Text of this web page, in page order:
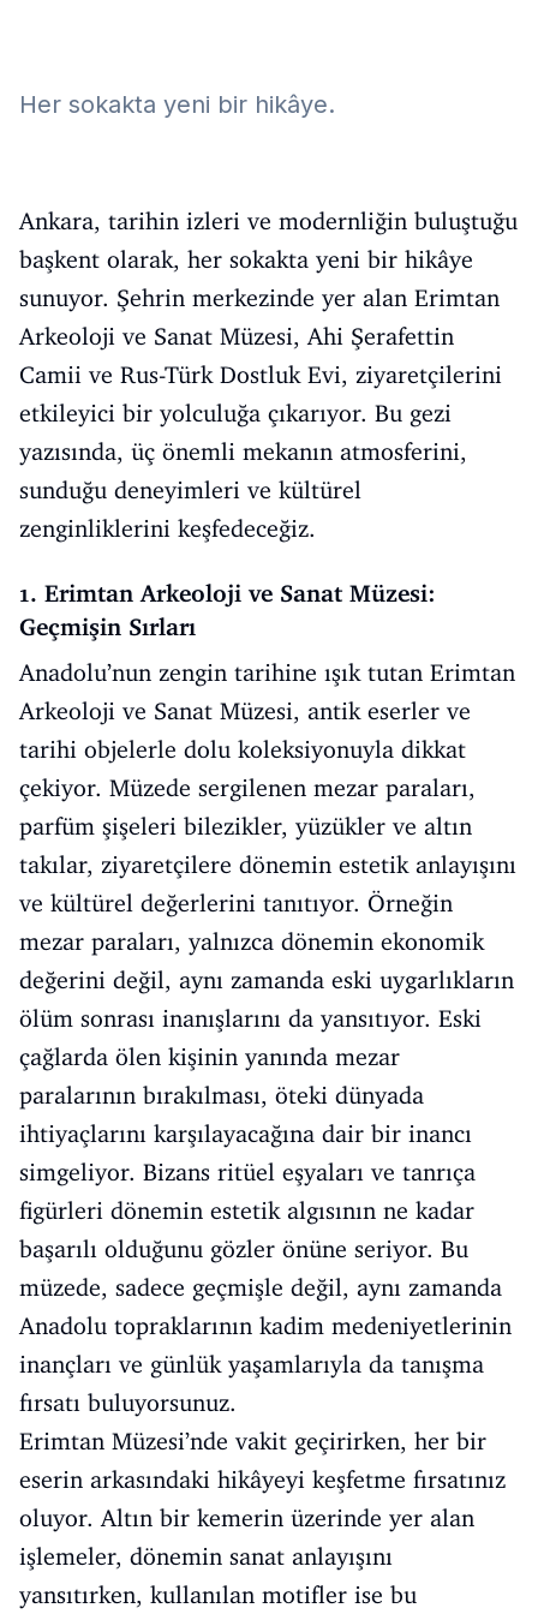
Her sokakta yeni bir hikâye.
Ankara, tarihin izleri ve modernliğin buluştuğu
başkent olarak, her sokakta yeni bir hikâye
sunuyor. Şehrin merkezinde yer alan Erimtan
Arkeoloji ve Sanat Müzesi, Ahi Şerafettin
Camii ve Rus-Türk Dostluk Evi, ziyaretçilerini
etkileyici bir yolculuğa çıkarıyor. Bu gezi
yazısında, üç önemli mekanın atmosferini,
sunduğu deneyimleri ve kültürel
zenginliklerini keşfedeceğiz.
1. Erimtan Arkeoloji ve Sanat Müzesi:
Geçmişin Sırları
Anadolu’nun zengin tarihine ışık tutan Erimtan
Arkeoloji ve Sanat Müzesi, antik eserler ve
tarihi objelerle dolu koleksiyonuyla dikkat
çekiyor. Müzede sergilenen mezar paraları,
parfüm şişeleri bilezikler, yüzükler ve altın
takılar, ziyaretçilere dönemin estetik anlayışını
ve kültürel değerlerini tanıtıyor. Örneğin
mezar paraları, yalnızca dönemin ekonomik
değerini değil, aynı zamanda eski uygarlıkların
ölüm sonrası inanışlarını da yansıtıyor. Eski
çağlarda ölen kişinin yanında mezar
paralarının bırakılması, öteki dünyada
ihtiyaçlarını karşılayacağına dair bir inancı
simgeliyor. Bizans ritüel eşyaları ve tanrıça
figürleri dönemin estetik algısının ne kadar
başarılı olduğunu gözler önüne seriyor. Bu
müzede, sadece geçmişle değil, aynı zamanda
Anadolu topraklarının kadim medeniyetlerinin
inançları ve günlük yaşamlarıyla da tanışma
fırsatı buluyorsunuz.
Erimtan Müzesi’nde vakit geçirirken, her bir
eserin arkasındaki hikâyeyi keşfetme fırsatınız
oluyor. Altın bir kemerin üzerinde yer alan
işlemeler, dönemin sanat anlayışını
yansıtırken, kullanılan motifler ise bu